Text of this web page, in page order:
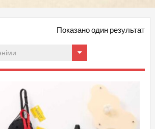
Показано один результат